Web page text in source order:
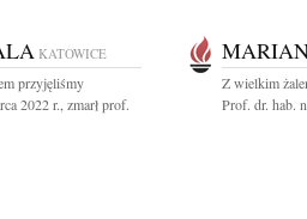
KATOWICE
przyjęliśmy
2022 r., zmarł prof.
Z wielkim
Prof. dr. hab.